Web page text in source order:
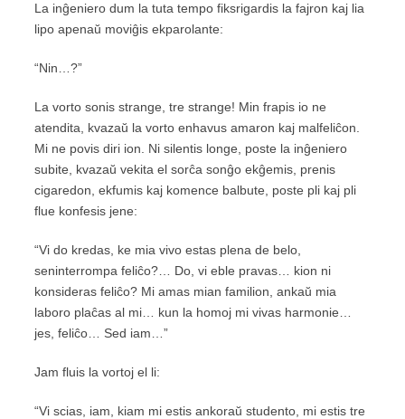
La inĝeniero dum la tuta tempo fiksrigardis la fajron kaj lia
lipo apenaŭ moviĝis ekparolante:
“Nin…?”
La vorto sonis strange, tre strange! Min frapis io ne
atendita, kvazaŭ la vorto enhavus amaron kaj malfeliĉon.
Mi ne povis diri ion. Ni silentis longe, poste la inĝeniero
subite, kvazaŭ vekita el sorĉa sonĝo ekĝemis, prenis
cigaredon, ekfumis kaj komence balbute, poste pli kaj pli
flue konfesis jene:
“Vi do kredas, ke mia vivo estas plena de belo,
seninterrompa feliĉo?… Do, vi eble pravas… kion ni
konsideras feliĉo? Mi amas mian familion, ankaŭ mia
laboro plaĉas al mi… kun la homoj mi vivas harmonie…
jes, feliĉo… Sed iam…”
Jam fluis la vortoj el li:
“Vi scias, iam, kiam mi estis ankoraŭ studento, mi estis tre